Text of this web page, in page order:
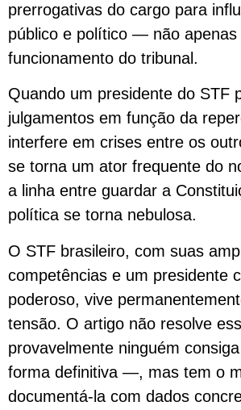
prerrogativas do cargo para
público e político — não
funcionamento do tribunal.
Quando um presidente do STF
julgamentos em função da
interfere em crises entre os
se torna um ator frequente do
a linha entre guardar a
política se torna nebulosa.
O STF brasileiro, com suas
competências e um presidente
poderoso, vive
tensão. O artigo não resolve
provavelmente ninguém
forma definitiva —, mas tem o
documentá-la com dados